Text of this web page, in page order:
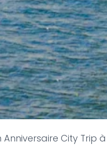
Anniversaire City Trip